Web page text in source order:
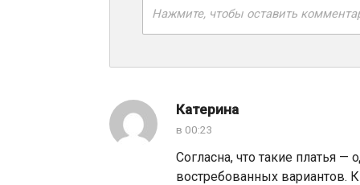
Нажмите, чтобы оставить
Катерина
в 00:23
Согласна, что такие платья
востребованных вариантов.